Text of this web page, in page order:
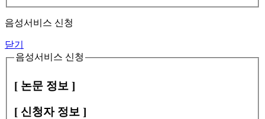
음성서비스 신청
닫기
음성서비스 신청
[ 논문 정보 ]
[ 신청자 정보 ]